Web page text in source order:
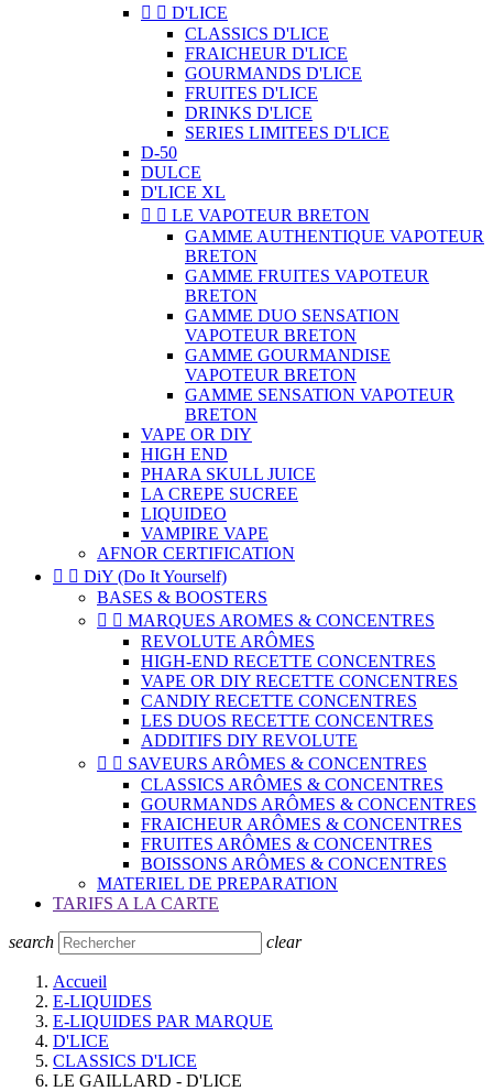
  D'LICE
CLASSICS D'LICE
FRAICHEUR D'LICE
GOURMANDS D'LICE
FRUITES D'LICE
DRINKS D'LICE
SERIES LIMITEES D'LICE
D-50
DULCE
D'LICE XL
  LE VAPOTEUR BRETON
GAMME AUTHENTIQUE VAPOTEUR
BRETON
GAMME FRUITES VAPOTEUR
BRETON
GAMME DUO SENSATION
VAPOTEUR BRETON
GAMME GOURMANDISE
VAPOTEUR BRETON
GAMME SENSATION VAPOTEUR
BRETON
VAPE OR DIY
HIGH END
PHARA SKULL JUICE
LA CREPE SUCREE
LIQUIDEO
VAMPIRE VAPE
AFNOR CERTIFICATION
  DiY (Do It Yourself)
BASES & BOOSTERS
  MARQUES AROMES & CONCENTRES
REVOLUTE ARÔMES
HIGH-END RECETTE CONCENTRES
VAPE OR DIY RECETTE CONCENTRES
CANDIY RECETTE CONCENTRES
LES DUOS RECETTE CONCENTRES
ADDITIFS DIY REVOLUTE
  SAVEURS ARÔMES & CONCENTRES
CLASSICS ARÔMES & CONCENTRES
GOURMANDS ARÔMES & CONCENTRES
FRAICHEUR ARÔMES & CONCENTRES
FRUITES ARÔMES & CONCENTRES
BOISSONS ARÔMES & CONCENTRES
MATERIEL DE PREPARATION
TARIFS A LA CARTE
search clear
Accueil
E-LIQUIDES
E-LIQUIDES PAR MARQUE
D'LICE
CLASSICS D'LICE
LE GAILLARD - D'LICE